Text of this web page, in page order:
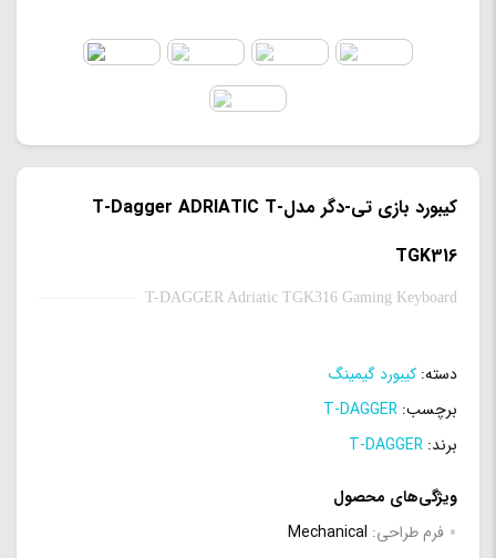
کیبورد بازی تی-دگر مدلT-Dagger ADRIATIC T-
TGK316
T-DAGGER Adriatic TGK316 Gaming Keyboard
دسته: کیبورد گیمینگ
برچسب: T-DAGGER
برند: T-DAGGER
ویژگی‌های محصول
فرم طراحی: Mechanical